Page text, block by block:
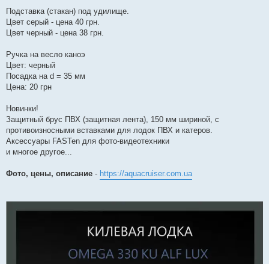
е
н
н
я
Подставка (стакан) под удилище.
Цвет серый - цена 40 грн.
Цвет черный - цена 38 грн.
Ручка на весло каноэ
Цвет: черный
Посадка на d = 35 мм
Цена: 20 грн
Новинки!
Защитный брус ПВХ (защитная лента), 150 мм шириной, с
противоизносными вставками для лодок ПВХ и катеров.
Аксессуары FASTen для фото-видеотехники
и многое другое...
Фото, цены, описание - https://aquacruiser.com.ua